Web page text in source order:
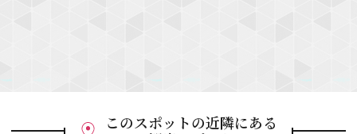
このスポットの近隣にある